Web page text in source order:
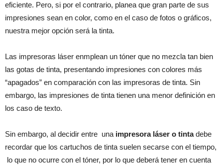
eficiente. Pero, si por el contrario, planea que gran parte de sus
impresiones sean en color, como en el caso de fotos o gráficos,
nuestra mejor opción será la tinta.
Las impresoras láser enmplean un tóner que no mezcla tan bien
las gotas de tinta, presentando impresiones con colores más
“apagados” en comparación con las impresoras de tinta. Sin
embargo, las impresiones de tinta tienen una menor definición en
los caso de texto.
Sin embargo, al decidir entre una impresora láser o tintadebe
recordar que los cartuchos de tinta suelen secarse con el tiempo,
lo que no ocurre con el tóner, por lo que deberá tener en cuenta